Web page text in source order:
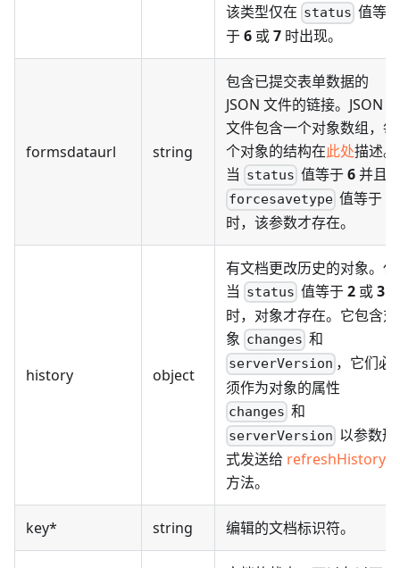
该类型仅在 status 值等
于6 或7 时出现。
formsdataurl string
包含已提交表单数据的
JSON 文件的链接。JSON
文件包含一个对象数组，每
个对象的结构在此处描述。
当 status 值等于6并且
forcesavetype 值等于
时，该参数才存在。
history object
有文档更改历史的对象。仅
当 status 值等于2 或3
时，对象才存在。它包含对
象 changes 和
serverVersion ，它们必
须作为对象的属性
changes 和
serverVersion 以参数形
式发送给 refreshHistory
方法。
key* string 编辑的文档标识符。